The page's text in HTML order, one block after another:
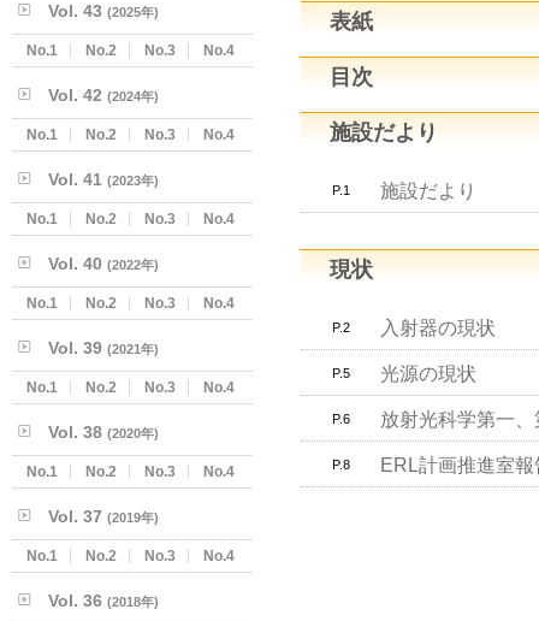
表紙
目次
施設だより
P.1 施設だより
現状
P.2 入射器の現状
P.5 光源の現状
P.6 放射光科学第一
P.8 ERL計画推進室報
Vol. 43 (2025年)
No.1 No.2 No.3 No.4
Vol. 42 (2024年)
No.1 No.2 No.3 No.4
Vol. 41 (2023年)
No.1 No.2 No.3 No.4
Vol. 40 (2022年)
No.1 No.2 No.3 No.4
Vol. 39 (2021年)
No.1 No.2 No.3 No.4
Vol. 38 (2020年)
No.1 No.2 No.3 No.4
Vol. 37 (2019年)
No.1 No.2 No.3 No.4
Vol. 36 (2018年)